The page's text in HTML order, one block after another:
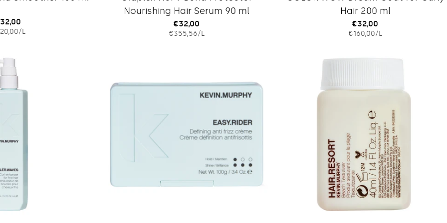
EINZELPREIS
/PRO
L
Nourishing Hair Serum 90 ml
Regulärer
Preis
€32,00
EINZELPREIS
€355,56/PRO
L
Hair 200 ml
Regulärer
Preis
€32,00
EINZELPREIS
€160,00/PRO
L